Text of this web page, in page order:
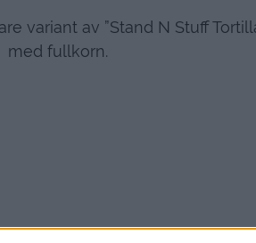
variant av ”Stand N Stuff
med fullkorn.